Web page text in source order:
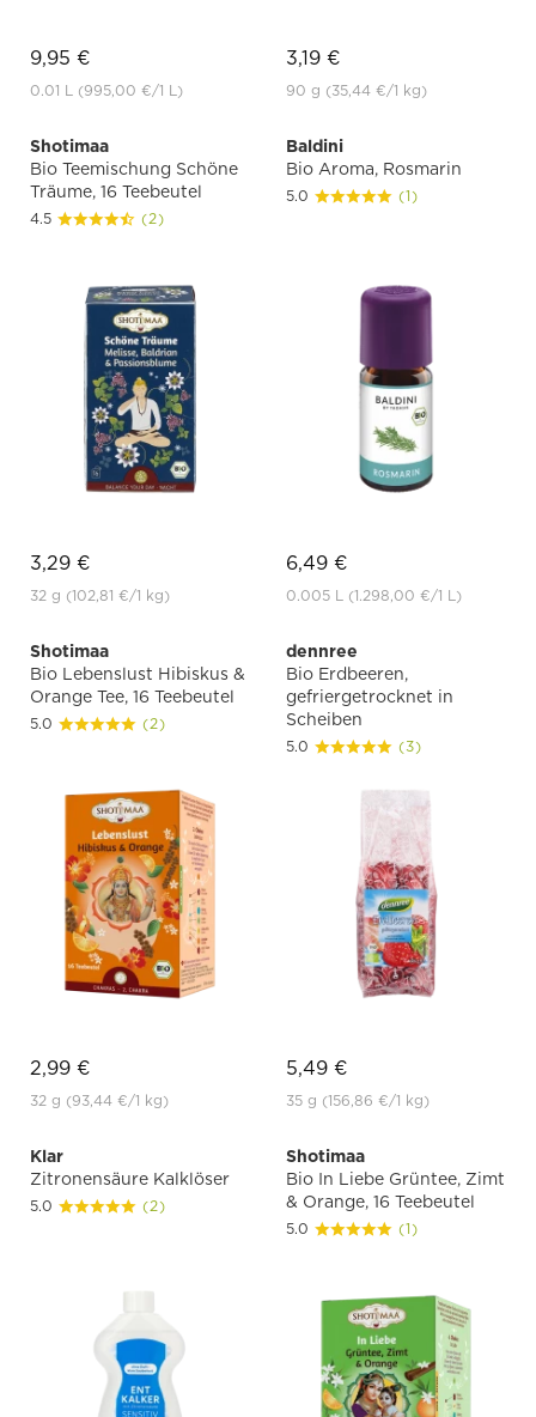
9,95 €
0.01 L (995,00 €/1 L)
3,19 €
90 g (35,44 €/1 kg)
Shotimaa
Bio Teemischung Schöne
Träume, 16 Teebeutel
4.5 (2)
3,29 €
32 g (102,81 €/1 kg)
Baldini
Bio Aroma, Rosmarin
5.0 (1)
6,49 €
0.005 L (1.298,00 €/1 L)
Shotimaa
Bio Lebenslust Hibiskus &
Orange Tee, 16 Teebeutel
5.0 (2)
2,99 €
32 g (93,44 €/1 kg)
dennree
Bio Erdbeeren,
gefriergetrocknet in
Scheiben
5.0 (3)
5,49 €
35 g (156,86 €/1 kg)
Klar
Zitronensäure Kalklöser
5.0 (2)
Shotimaa
Bio In Liebe Grüntee, Zimt
& Orange, 16 Teebeutel
5.0 (1)